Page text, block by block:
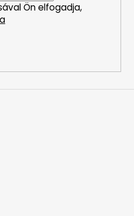
Ön elfogadja,